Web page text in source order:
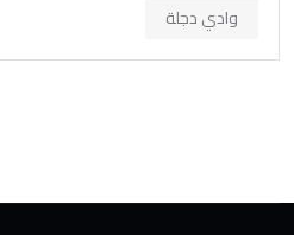
وادي دجلة